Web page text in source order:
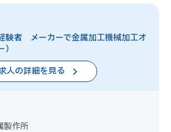
験者 メーカーで金属加工機械加工オ
人の詳細を見る
製作所